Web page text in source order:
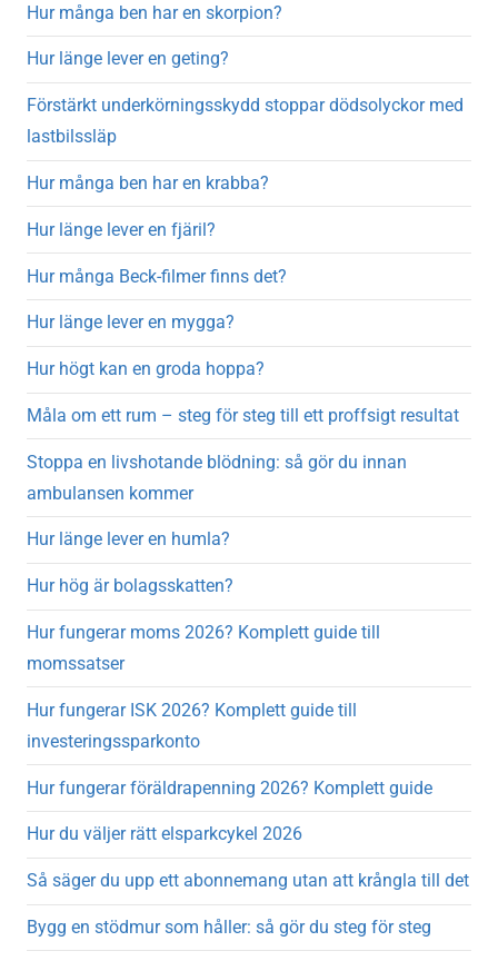
Hur många ben har en skorpion?
Hur länge lever en geting?
Förstärkt underkörningsskydd stoppar dödsolyckor med
lastbilssläp
Hur många ben har en krabba?
Hur länge lever en fjäril?
Hur många Beck-filmer finns det?
Hur länge lever en mygga?
Hur högt kan en groda hoppa?
Måla om ett rum – steg för steg till ett proffsigt resultat
Stoppa en livshotande blödning: så gör du innan
ambulansen kommer
Hur länge lever en humla?
Hur hög är bolagsskatten?
Hur fungerar moms 2026? Komplett guide till
momssatser
Hur fungerar ISK 2026? Komplett guide till
investeringssparkonto
Hur fungerar föräldrapenning 2026? Komplett guide
Hur du väljer rätt elsparkcykel 2026
Så säger du upp ett abonnemang utan att krångla till det
Bygg en stödmur som håller: så gör du steg för steg